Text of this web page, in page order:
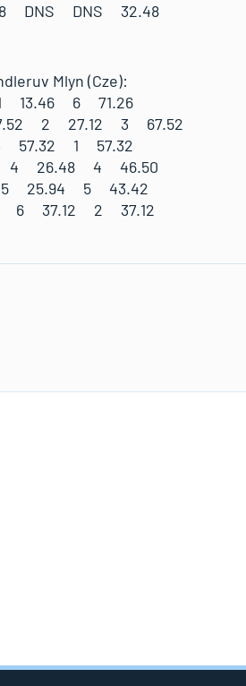
8 DNS DNS 32.48
Mlyn (Cze):
1 13.46 6 71.26
67.52 2 27.12 3 67.52
57.32 1 57.32
4 26.48 4 46.50
5 25.94 5 43.42
6 37.12 2 37.12